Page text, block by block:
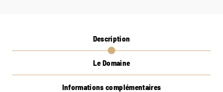
Description
Le Domaine
Informations complémentaires